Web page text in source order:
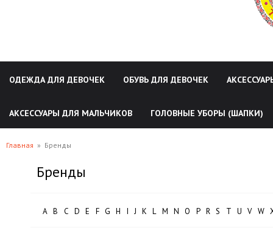
ОДЕЖДА ДЛЯ ДЕВОЧЕК ОБУВЬ ДЛЯ ДЕВОЧЕК
АКСЕССУАРЫ ДЛЯ МАЛЬЧИКОВ ГОЛОВНЫЕ УБОРЫ (ШАПКИ)
Главная » Бренды
Бренды
A B C D E F G H I J K L M N O P R S T U V W